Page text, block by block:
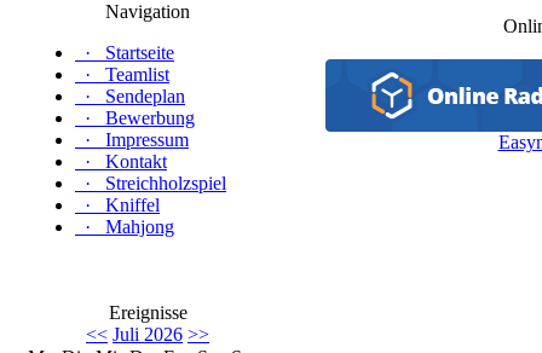
Navigation
·
Startseite
·
Teamlist
·
Sendeplan
·
Bewerbung
·
Impressum
·
Kontakt
·
Streichholzspiel
·
Kniffel
·
Mahjong
Ereignisse
<< Juli 2026 >>